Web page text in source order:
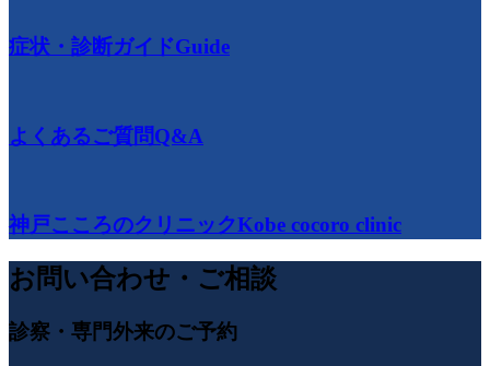
症状・診断ガイドGuide
よくあるご質問Q&A
神戸こころのクリニックKobe cocoro clinic
お問い合わせ・ご相談
診察・専門外来のご予約